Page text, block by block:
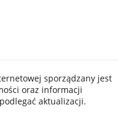
sporządzany jest
oraz informacji
aktualizacji.